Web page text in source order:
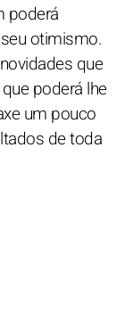
poderá
otimismo.
que
poderá lhe
um pouco
de toda